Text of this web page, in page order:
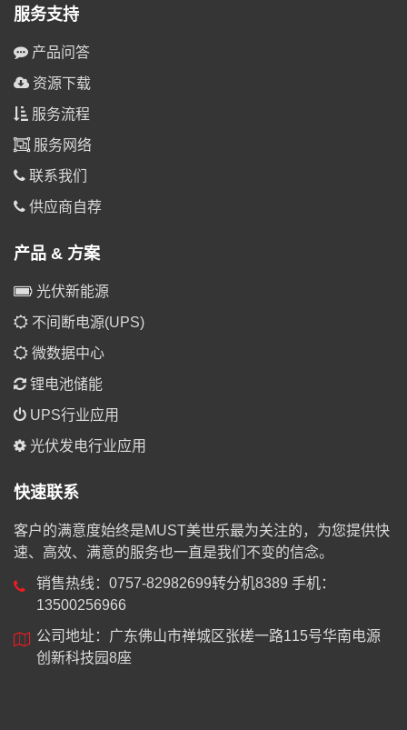
服务支持
产品问答
资源下载
服务流程
服务网络
联系我们
供应商自荐
产品 & 方案
光伏新能源
不间断电源(UPS)
微数据中心
锂电池储能
UPS行业应用
光伏发电行业应用
快速联系
客户的满意度始终是MUST美世乐最为关注的，为您提供快
速、高效、满意的服务也一直是我们不变的信念。
销售热线：0757-82982699转分机8389 手机：
13500256966
公司地址：广东佛山市禅城区张槎一路115号华南电源
创新科技园8座